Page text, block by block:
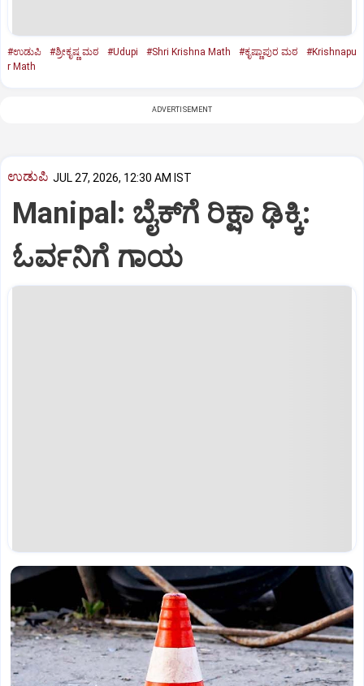
#ಉಡುಪಿ #ಶ್ರೀಕೃಷ್ಣ ಮಠ #Udupi #Shri Krishna Math #ಕೃಷ್ಣಾಪುರ ಮಠ
#Krishnapu
r Math
ADVERTISEMENT
ಉಡುಪಿ JUL 27, 2026, 12:30 AM IST
Manipal: ಬೈಕ್‌ಗೆ ರಿಕ್ಷಾ ಢಿಕ್ಕಿ:
ಓರ್ವನಿಗೆ ಗಾಯ